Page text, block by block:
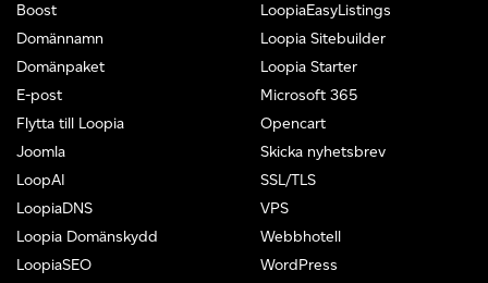
Boost
Domännamn
Domänpaket
E-post
Flytta till Loopia
Joomla
LoopAI
LoopiaDNS
Loopia Domänskydd
LoopiaSEO
LoopiaEasyListings
Loopia Sitebuilder
Loopia Starter
Microsoft 365
Opencart
Skicka nyhetsbrev
SSL/TLS
VPS
Webbhotell
WordPress